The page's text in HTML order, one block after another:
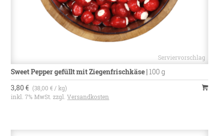
Sweet Pepper gefüllt mit Ziegenfrischkäse |100 g
3,80 € (38,00 € / kg)
inkl. 7% MwSt. zzgl.Versandkosten